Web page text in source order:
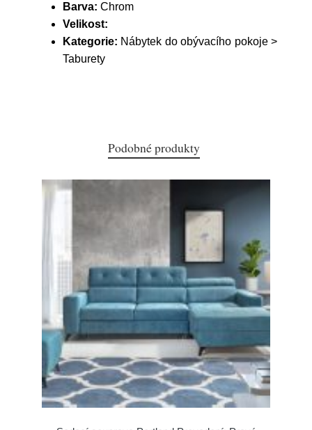
Barva: Chrom
Velikost:
Kategorie: Nábytek do obývacího pokoje >
Taburety
Podobné produkty